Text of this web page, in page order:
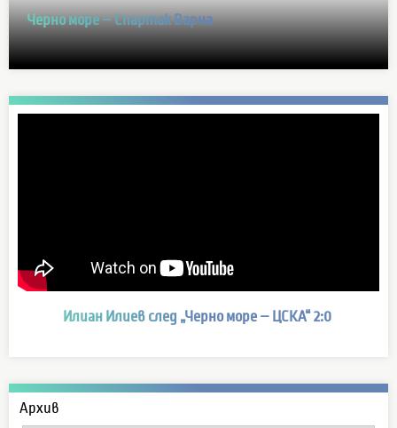
Черно море – Спартак Варна
Илиан Илиев след „Черно море – ЦСКА“ 2:0
Архив